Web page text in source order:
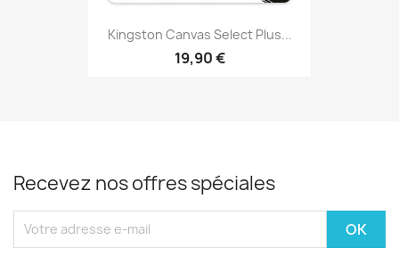
Kingston Canvas Select Plus...
19,90 €
Recevez nos offres spéciales